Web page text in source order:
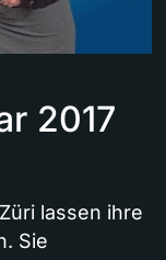
2017
lassen ihre
Sie